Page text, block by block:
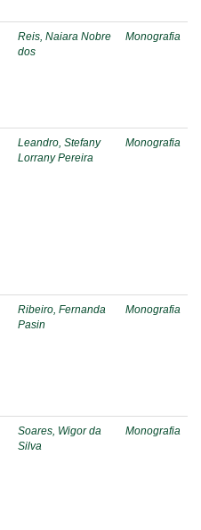
Reis, Naiara Nobre
dos
Monografia
Leandro, Stefany
Lorrany Pereira
Monografia
Ribeiro, Fernanda
Pasin
Monografia
Soares, Wigor da
Silva
Monografia